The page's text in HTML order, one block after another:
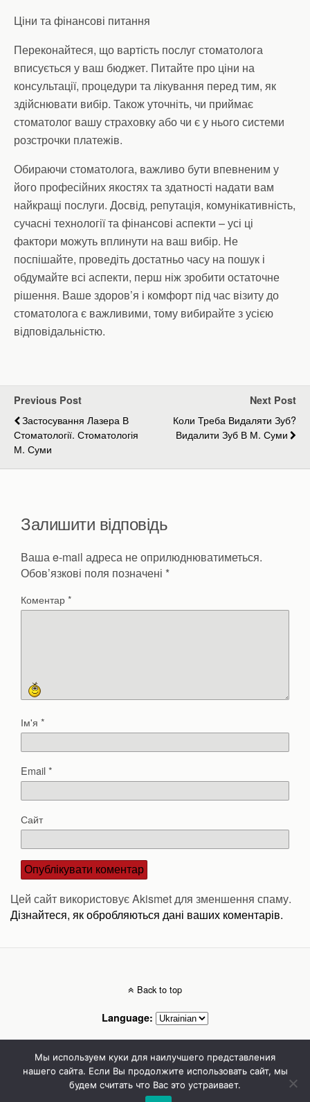
Ціни та фінансові питання
Переконайтеся, що вартість послуг стоматолога
вписується у ваш бюджет. Питайте про ціни на
консультації, процедури та лікування перед тим, як
здійснювати вибір. Також уточніть, чи приймає
стоматолог вашу страховку або чи є у нього системи
розстрочки платежів.
Обираючи стоматолога, важливо бути впевненим у
його професійних якостях та здатності надати вам
найкращі послуги. Досвід, репутація, комунікативність,
сучасні технології та фінансові аспекти – усі ці
фактори можуть вплинути на ваш вибір. Не
поспішайте, проведіть достатньо часу на пошук і
обдумайте всі аспекти, перш ніж зробити остаточне
рішення. Ваше здоров’я і комфорт під час візиту до
стоматолога є важливими, тому вибирайте з усією
відповідальністю.
Previous Post
Застосування Лазера В
Стоматології. Стоматологія
М. Суми
Next Post
Коли Треба Видаляти Зуб?
Видалити Зуб В М. Суми
Залишити відповідь
Ваша e-mail адреса не оприлюднюватиметься.
Обов’язкові поля позначені *
Коментар*
Ім'я *
Email*
Сайт
Цей сайт використовує Akismet для зменшення спаму.
Дізнайтеся, як обробляються дані ваших коментарів.
Back to top
Language:
Mobile Desktop
Стоматолог Сумы, стоматологические клиники Сумы, детская стоматология в
Сумах. | Частная стоматология Сумы
Мы используем куки для наилучшего представления
нашего сайта. Если Вы продолжите использовать сайт, мы
будем считать что Вас это устраивает.